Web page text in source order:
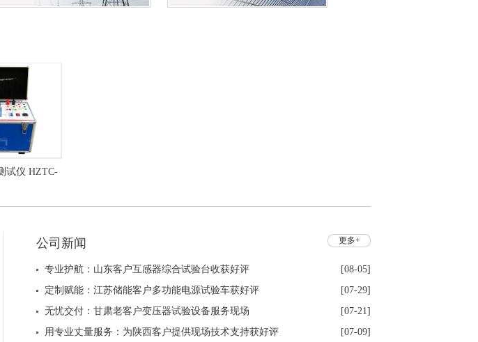
试仪 HZTC-
更多+
公司新闻
[08-05]
专业护航：山东客户互感器综合试验台收获好评
[07-29]
定制赋能：江苏储能客户多功能电源试验车获好评
[07-21]
无忧交付：甘肃老客户变压器试验设备服务现场
[07-09]
用专业丈量服务：为陕西客户提供现场技术支持获好评